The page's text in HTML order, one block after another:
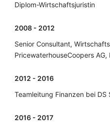
Diplom-Wirtschaftsjuristin
2008 - 2012
Senior Consultant,
PricewaterhouseCoopers AG,
2012 - 2016
Teamleitung Finanzen bei
2016 - 2017